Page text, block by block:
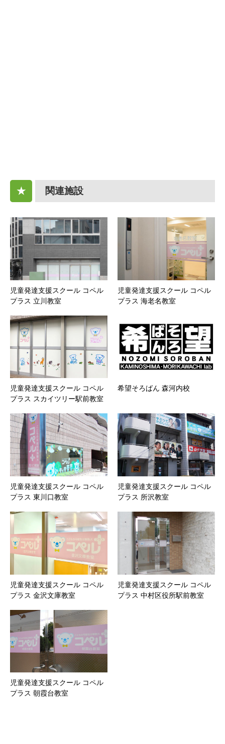
★ 関連施設
児童発達支援スクール コペル
プラス 立川教室
児童発達支援スクール コペル
プラス 海老名教室
児童発達支援スクール コペル
プラス スカイツリー駅前教室
希望そろばん 森河内校
児童発達支援スクール コペル
プラス 東川口教室
児童発達支援スクール コペル
プラス 所沢教室
児童発達支援スクール コペル
プラス 金沢文庫教室
児童発達支援スクール コペル
プラス 中村区役所駅前教室
児童発達支援スクール コペル
プラス 朝霞台教室